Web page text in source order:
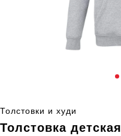
Толстовки и худи
Толстовка